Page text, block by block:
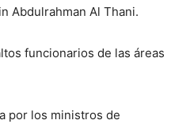
Abdulrahman Al Thani.
funcionarios de las áreas
por los ministros de